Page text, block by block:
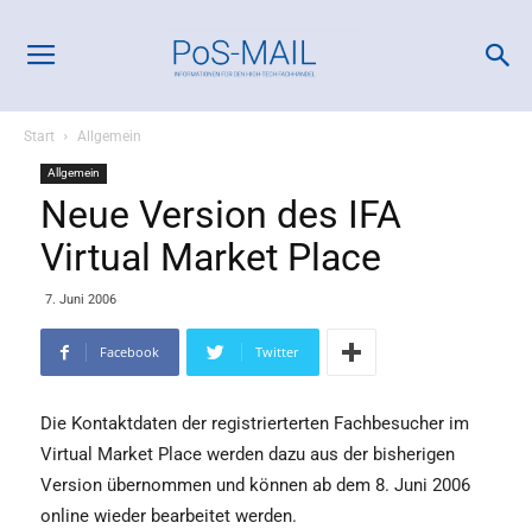
Start Allgemein
Allgemein
Neue Version des IFA
Virtual Market Place
7. Juni 2006
Facebook Twitter
Die Kontaktdaten der registrierterten Fachbesucher im
Virtual Market Place werden dazu aus der bisherigen
Version übernommen und können ab dem 8. Juni 2006
online wieder bearbeitet werden.